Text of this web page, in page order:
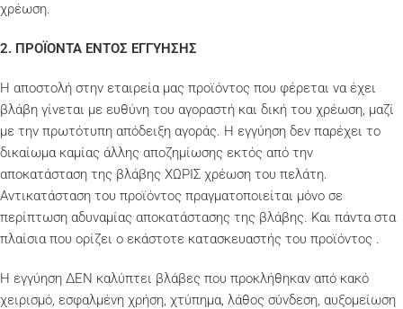
χρέωση.
2. ΠΡΟΪΟΝΤΑ ΕΝΤΟΣ ΕΓΓΥΗΣΗΣ
Η αποστολή στην εταιρεία μας προϊόντος που φέρεται να έχει
βλάβη γίνεται με ευθύνη του αγοραστή και δική του χρέωση, μαζί
με την πρωτότυπη απόδειξη αγοράς. Η εγγύηση δεν παρέχει το
δικαίωμα καμίας άλλης αποζημίωσης εκτός από την
αποκατάσταση της βλάβης ΧΩΡΙΣ χρέωση του πελάτη.
Αντικατάσταση του προϊόντος πραγματοποιείται μόνο σε
περίπτωση αδυναμίας αποκατάστασης της βλάβης. Και πάντα στα
πλαίσια που ορίζει ο εκάστοτε κατασκευαστής του προϊόντος .
Η εγγύηση ΔΕΝ καλύπτει βλάβες που προκλήθηκαν από κακό
χειρισμό, εσφαλμένη χρήση, χτύπημα, λάθος σύνδεση, αυξομείωση